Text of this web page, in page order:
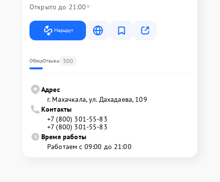
Открыто до 21:00
Маршрут
ОбзорОтзывы 300
Адрес
г. Махачкала, ул. Дахадаева, 109
Контакты
+7 (800) 301-55-83
+7 (800) 301-55-83
Время работы
Работаем с 09:00 до 21:00